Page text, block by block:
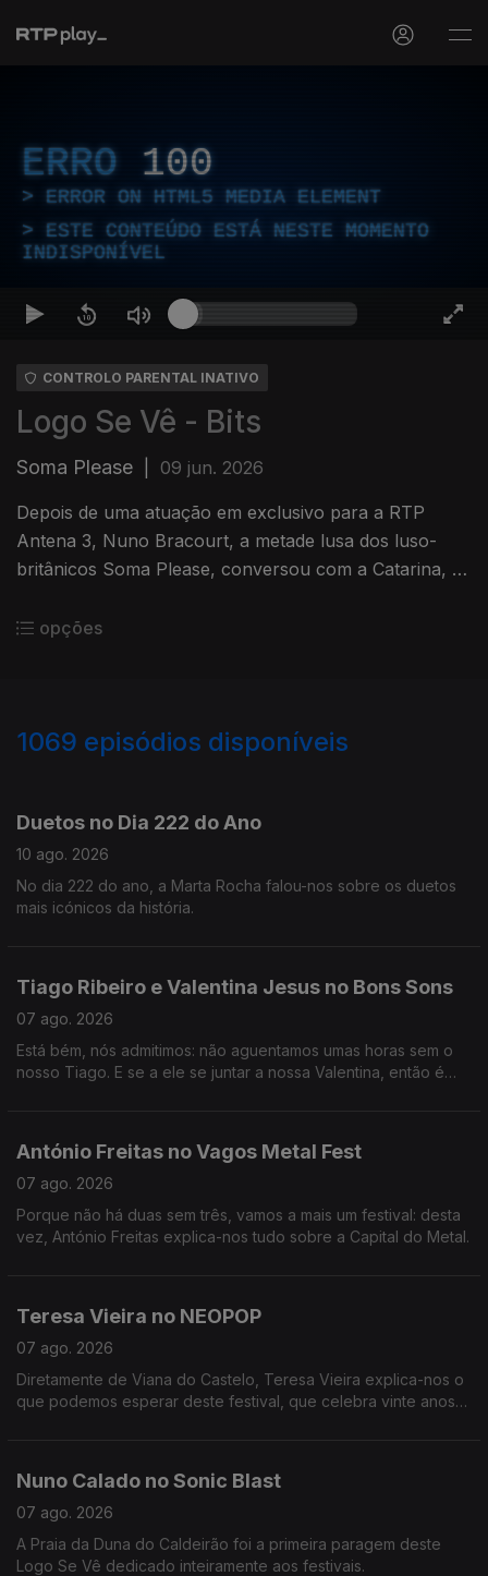
ERRO 100
ERROR ON HTML5 MEDIA ELEMENT
ESTE CONTEÚDO ESTÁ NESTE MOMENTO
INDISPONÍVEL
CONTROLO PARENTAL INATIVO
Logo Se Vê - Bits
Soma Please 09 jun. 2026
Depois de uma atuação em exclusivo para a RTP
Antena 3, Nuno Bracourt, a metade lusa dos luso-
britânicos Soma Please, conversou com a Catarina, a
de estreia, "Ballet".
opções
1069 episódios disponíveis
Duetos no Dia 222 do Ano
10 ago. 2026
No dia 222 do ano, a Marta Rocha falou-nos sobre os duetos
mais icónicos da história.
Tiago Ribeiro e Valentina Jesus no Bons Sons
07 ago. 2026
Está bém, nós admitimos: não aguentamos umas horas sem o
nosso Tiago. E se a ele se juntar a nossa Valentina, então é
António Freitas no Vagos Metal Fest
07 ago. 2026
Porque não há duas sem três, vamos a mais um festival: desta
vez, António Freitas explica-nos tudo sobre a Capital do Metal.
Teresa Vieira no NEOPOP
07 ago. 2026
Diretamente de Viana do Castelo, Teresa Vieira explica-nos o
que podemos esperar deste festival, que celebra vinte anos
Nuno Calado no Sonic Blast
07 ago. 2026
A Praia da Duna do Caldeirão foi a primeira paragem deste
Logo Se Vê dedicado inteiramente aos festivais.